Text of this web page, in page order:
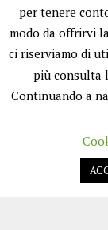
ISCRIVITI
per tenere
modo da offrirvi
ci riserviamo di
più consulta
Continuando a